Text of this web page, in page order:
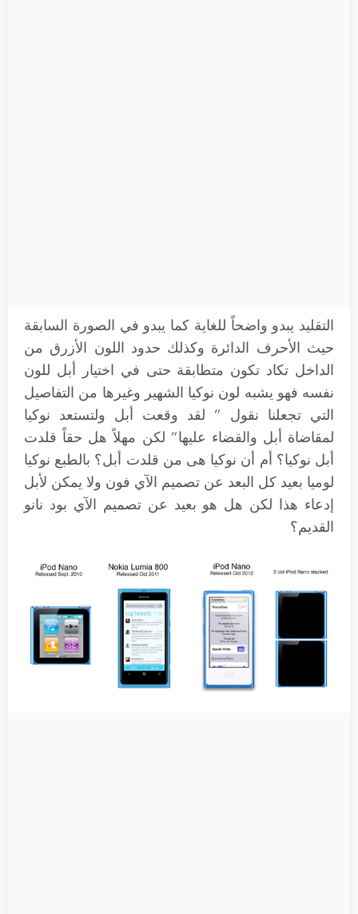
التقليد يبدو واضحاً للغاية كما يبدو في الصورة السابقة
حيث الأحرف الدائرة وكذلك حدود اللون الأزرق من
الداخل تكاد تكون متطابقة حتى في اختيار أبل للون
نفسه فهو يشبه لون نوكيا الشهير وغيرها من التفاصيل
التي تجعلنا نقول ” لقد وقعت أبل ولتستعد نوكيا
لمقاضاة أبل والقضاء عليها” لكن مهلاً هل حقاً قلدت
أبل نوكيا؟ أم أن نوكيا هى من قلدت أبل؟ بالطبع نوكيا
لوميا بعيد كل البعد عن تصميم الآي فون ولا يمكن لأبل
إدعاء هذا لكن هل هو بعيد عن تصميم الآي بود نانو
القديم؟